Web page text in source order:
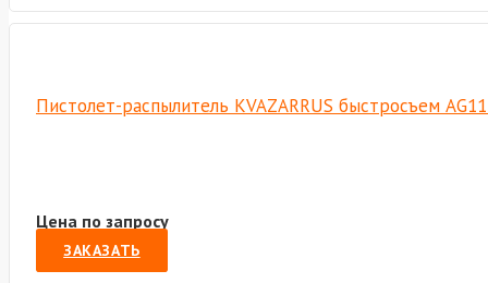
Пистолет-распылитель KVAZARRUS быстросъем
Цена по запросу
ЗАКАЗАТЬ